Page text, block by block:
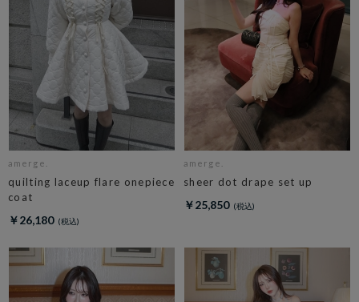
amerge.
quilting laceup flare onepiece
coat
￥26,180
amerge.
sheer dot drape set up
￥25,850